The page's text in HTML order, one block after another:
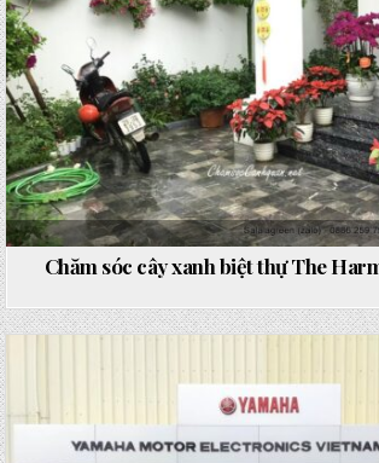
Chăm sóc cây xanh biệt thự The